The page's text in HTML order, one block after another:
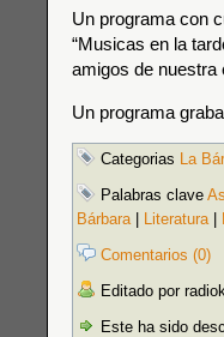
Un programa con
“Musicas en la
amigos de nuestra
Un programa
Categorias La
Palabras clave
Bárbara| Literatura|
Comentarios (0)
Editado por
Este ha sido